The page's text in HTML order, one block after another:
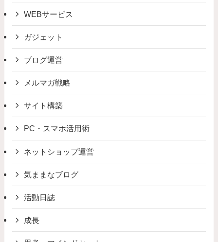
WEBサービス
ガジェット
ブログ運営
メルマガ戦略
サイト構築
PC・スマホ活用術
ネットショップ運営
気ままなブログ
活動日誌
成長